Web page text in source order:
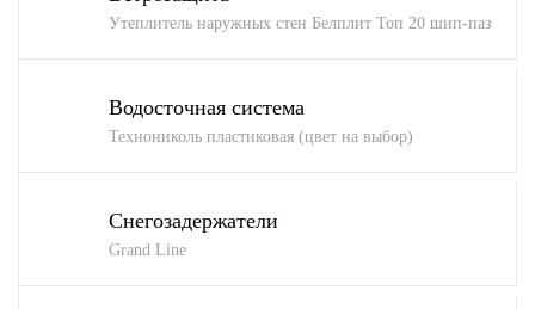
Утеплитель наружных стен Белплит Топ 20 шип-паз
Водосточная система
Технониколь пластиковая (цвет на выбор)
Снегозадержатели
Grand Line